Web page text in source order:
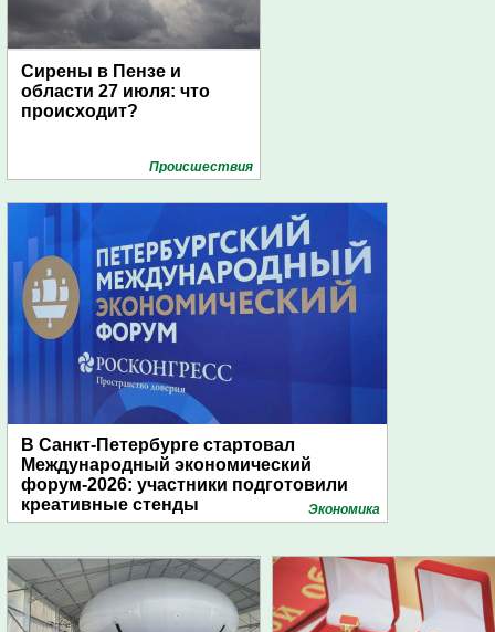
Сирены в Пензе и
области 27 июля: что
происходит?
Проиcшествия
В Санкт-Петербурге стартовал
Международный экономический
форум-2026: участники подготовили
креативные стенды
Экономика